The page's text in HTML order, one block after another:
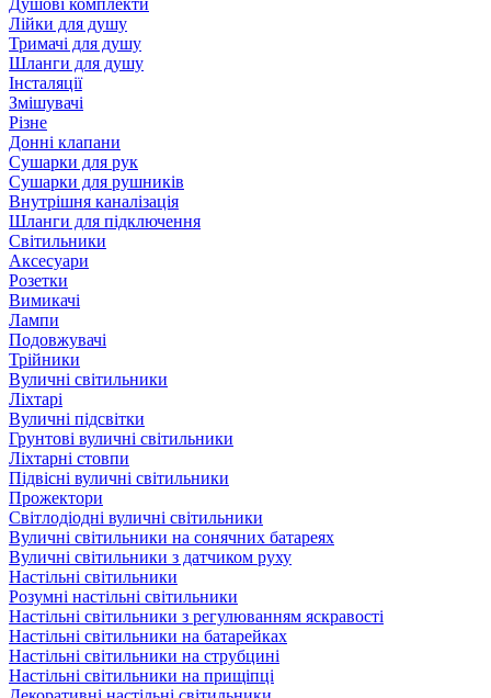
Душові комплекти
Лійки для душу
Тримачі для душу
Шланги для душу
Інсталяції
Змішувачі
Різне
Донні клапани
Сушарки для рук
Сушарки для рушників
Внутрішня каналізація
Шланги для підключення
Світильники
Аксесуари
Розетки
Вимикачі
Лампи
Подовжувачі
Трійники
Вуличні світильники
Ліхтарі
Вуличні підсвітки
Грунтові вуличні світильники
Ліхтарні стовпи
Підвісні вуличні світильники
Прожектори
Світлодіодні вуличні світильники
Вуличні світильники на сонячних батареях
Вуличні світильники з датчиком руху
Настільні світильники
Розумні настільні світильники
Настільні світильники з регулюванням яскравості
Настільні світильники на батарейках
Настільні світильники на струбцині
Настільні світильники на прищіпці